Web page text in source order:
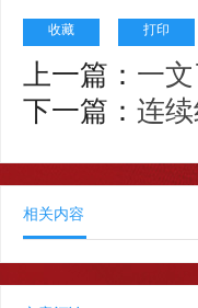
收藏 打印
上一篇： 一
下一篇： 连
相关内容